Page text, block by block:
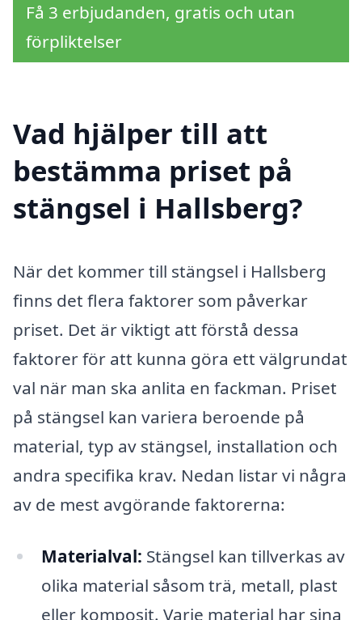
Få 3 erbjudanden, gratis och utan
förpliktelser
Vad hjälper till att
bestämma priset på
stängsel i Hallsberg?
När det kommer till stängsel i Hallsberg
finns det flera faktorer som påverkar
priset. Det är viktigt att förstå dessa
faktorer för att kunna göra ett välgrundat
val när man ska anlita en fackman. Priset
på stängsel kan variera beroende på
material, typ av stängsel, installation och
andra specifika krav. Nedan listar vi några
av de mest avgörande faktorerna:
Materialval: Stängsel kan tillverkas av
olika material såsom trä, metall, plast
eller komposit. Varje material har sina